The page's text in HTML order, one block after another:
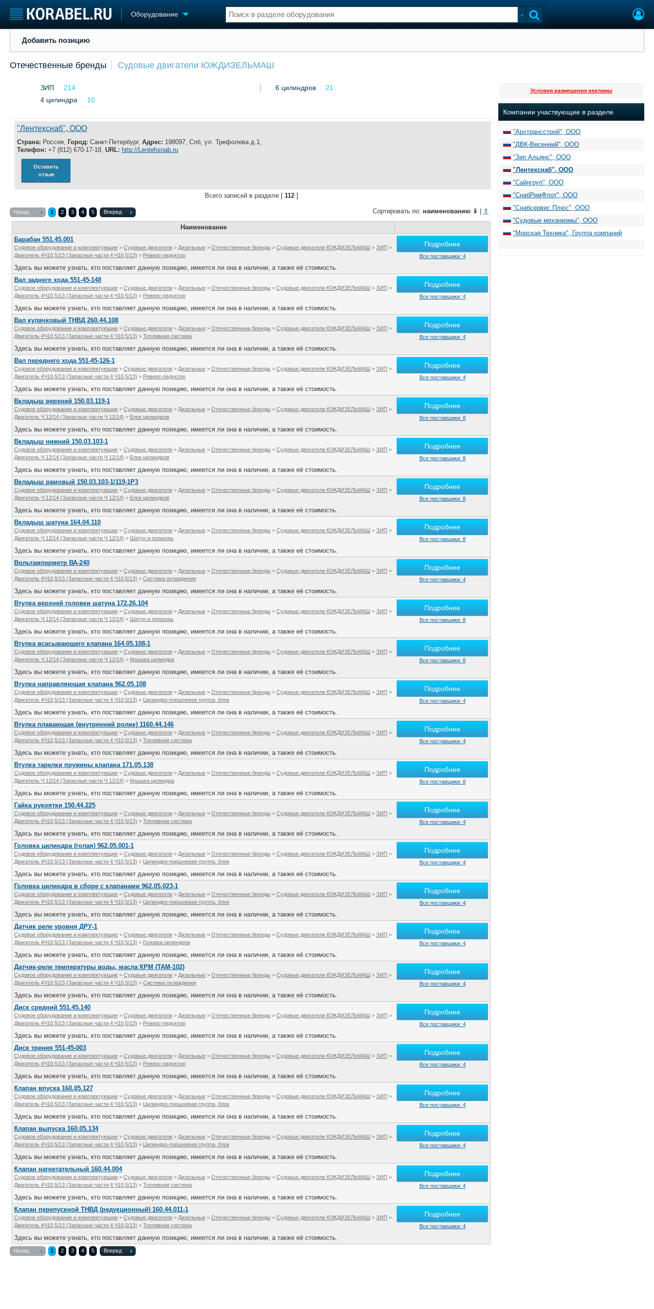
Оборудование
Судостроение
Пульс
Компании
Репутация
Крюинг
Реклама
Торговая площадка
Доска объявлений
Изделия
Услуги
Конференции
Выставки и семинары
Флот
Отзывы
Добавить позицию
Отечественные бренды Судовые двигатели ЮЖДИЗЕЛЬМАШ
ЗИП
214
4 цилиндра
10
6 цилиндров 21
"Лентехснаб", ООО
Страна: Россия, Город: Санкт-Петербург, Адрес: 198097, Спб, ул. Трефолева д.1,
Телефон: +7 (812) 670-17-18, URL: http://Lentehsnab.ru
Оставить
отзыв
Всего записей в разделе [ 112 ]
Назад 1 2 3 4 5 Вперед Сортировать по: наименованию ⇓ ⇑
Наименование
Барабан 551.45.001
Судовое оборудование и комплектующие > Судовые двигатели > Дизельные > Отечественные бренды > Судовые двигатели ЮЖДИЗЕЛЬМАШ > ЗИП >
Двигатель 4Ч10,5/13 (Запасные части 4 Ч10,5/13) > Реверс-редуктор
Здесь вы можете узнать, кто поставляет данную позицию, имеется ли она в наличии, а также её стоимость.
Подробнее
Все поставщики: 4
Вал заднего хода 551-45-148
Судовое оборудование и комплектующие > Судовые двигатели > Дизельные > Отечественные бренды > Судовые двигатели ЮЖДИЗЕЛЬМАШ > ЗИП >
Двигатель 4Ч10,5/13 (Запасные части 4 Ч10,5/13) > Реверс-редуктор
Здесь вы можете узнать, кто поставляет данную позицию, имеется ли она в наличии, а также её стоимость.
Подробнее
Все поставщики: 4
Вал кулачковый ТНВД 260.44.108
Судовое оборудование и комплектующие > Судовые двигатели > Дизельные > Отечественные бренды > Судовые двигатели ЮЖДИЗЕЛЬМАШ > ЗИП >
Двигатель 4Ч10,5/13 (Запасные части 4 Ч10,5/13) > Топливная система
Здесь вы можете узнать, кто поставляет данную позицию, имеется ли она в наличии, а также её стоимость.
Подробнее
Все поставщики: 4
Вал переднего хода 551-45-126-1
Судовое оборудование и комплектующие > Судовые двигатели > Дизельные > Отечественные бренды > Судовые двигатели ЮЖДИЗЕЛЬМАШ > ЗИП >
Двигатель 4Ч10,5/13 (Запасные части 4 Ч10,5/13) > Реверс-редуктор
Здесь вы можете узнать, кто поставляет данную позицию, имеется ли она в наличии, а также её стоимость.
Подробнее
Все поставщики: 4
Вкладыш верхний 150.03.119-1
Судовое оборудование и комплектующие > Судовые двигатели > Дизельные > Отечественные бренды > Судовые двигатели ЮЖДИЗЕЛЬМАШ > ЗИП >
Двигатель Ч 12/14 (Запасные части Ч 12/14) > Блок цилиндров
Здесь вы можете узнать, кто поставляет данную позицию, имеется ли она в наличии, а также её стоимость.
Подробнее
Все поставщики: 8
Вкладыш нижний 150.03.103-1
Судовое оборудование и комплектующие > Судовые двигатели > Дизельные > Отечественные бренды > Судовые двигатели ЮЖДИЗЕЛЬМАШ > ЗИП >
Двигатель Ч 12/14 (Запасные части Ч 12/14) > Блок цилиндров
Здесь вы можете узнать, кто поставляет данную позицию, имеется ли она в наличии, а также её стоимость.
Подробнее
Все поставщики: 8
Вкладыш рамовый 150.03.103-1/119-1Р3
Судовое оборудование и комплектующие > Судовые двигатели > Дизельные > Отечественные бренды > Судовые двигатели ЮЖДИЗЕЛЬМАШ > ЗИП >
Двигатель Ч 12/14 (Запасные части Ч 12/14) > Блок цилиндров
Здесь вы можете узнать, кто поставляет данную позицию, имеется ли она в наличии, а также её стоимость.
Подробнее
Все поставщики: 8
Вкладыш шатуна 164.04.110
Судовое оборудование и комплектующие > Судовые двигатели > Дизельные > Отечественные бренды > Судовые двигатели ЮЖДИЗЕЛЬМАШ > ЗИП >
Двигатель Ч 12/14 (Запасные части Ч 12/14) > Шатун и поршень
Здесь вы можете узнать, кто поставляет данную позицию, имеется ли она в наличии, а также её стоимость.
Подробнее
Все поставщики: 8
Вольтамперметр ВА-240
Судовое оборудование и комплектующие > Судовые двигатели > Дизельные > Отечественные бренды > Судовые двигатели ЮЖДИЗЕЛЬМАШ > ЗИП >
Двигатель 4Ч10,5/13 (Запасные части 4 Ч10,5/13) > Система охлаждения
Здесь вы можете узнать, кто поставляет данную позицию, имеется ли она в наличии, а также её стоимость.
Подробнее
Все поставщики: 4
Втулка верхней головки шатуна 172.26.104
Судовое оборудование и комплектующие > Судовые двигатели > Дизельные > Отечественные бренды > Судовые двигатели ЮЖДИЗЕЛЬМАШ > ЗИП >
Двигатель Ч 12/14 (Запасные части Ч 12/14) > Шатун и поршень
Здесь вы можете узнать, кто поставляет данную позицию, имеется ли она в наличии, а также её стоимость.
Подробнее
Все поставщики: 8
Втулка всасывающего клапана 164.05.108-1
Судовое оборудование и комплектующие > Судовые двигатели > Дизельные > Отечественные бренды > Судовые двигатели ЮЖДИЗЕЛЬМАШ > ЗИП >
Двигатель Ч 12/14 (Запасные части Ч 12/14) > Крышка цилиндра
Здесь вы можете узнать, кто поставляет данную позицию, имеется ли она в наличии, а также её стоимость.
Подробнее
Все поставщики: 8
Втулка направляющая клапана 962.05.108
Судовое оборудование и комплектующие > Судовые двигатели > Дизельные > Отечественные бренды > Судовые двигатели ЮЖДИЗЕЛЬМАШ > ЗИП >
Двигатель 4Ч10,5/13 (Запасные части 4 Ч10,5/13) > Цилиндро-поршневая группа, блок
Здесь вы можете узнать, кто поставляет данную позицию, имеется ли она в наличии, а также её стоимость.
Подробнее
Все поставщики: 4
Втулка плавающая (внутренний ролик) 1160.44.146
Судовое оборудование и комплектующие > Судовые двигатели > Дизельные > Отечественные бренды > Судовые двигатели ЮЖДИЗЕЛЬМАШ > ЗИП >
Двигатель 4Ч10,5/13 (Запасные части 4 Ч10,5/13) > Топливная система
Здесь вы можете узнать, кто поставляет данную позицию, имеется ли она в наличии, а также её стоимость.
Подробнее
Все поставщики: 4
Втулка тарелки пружины клапана 171.05.138
Судовое оборудование и комплектующие > Судовые двигатели > Дизельные > Отечественные бренды > Судовые двигатели ЮЖДИЗЕЛЬМАШ > ЗИП >
Двигатель Ч 12/14 (Запасные части Ч 12/14) > Крышка цилиндра
Здесь вы можете узнать, кто поставляет данную позицию, имеется ли она в наличии, а также её стоимость.
Подробнее
Все поставщики: 8
Гайка рукоятки 150.44.225
Судовое оборудование и комплектующие > Судовые двигатели > Дизельные > Отечественные бренды > Судовые двигатели ЮЖДИЗЕЛЬМАШ > ЗИП >
Двигатель 4Ч10,5/13 (Запасные части 4 Ч10,5/13) > Топливная система
Здесь вы можете узнать, кто поставляет данную позицию, имеется ли она в наличии, а также её стоимость.
Подробнее
Все поставщики: 4
Головка цилиндра (голая) 962.05.001-1
Судовое оборудование и комплектующие > Судовые двигатели > Дизельные > Отечественные бренды > Судовые двигатели ЮЖДИЗЕЛЬМАШ > ЗИП >
Двигатель 4Ч10,5/13 (Запасные части 4 Ч10,5/13) > Цилиндро-поршневая группа, блок
Здесь вы можете узнать, кто поставляет данную позицию, имеется ли она в наличии, а также её стоимость.
Подробнее
Все поставщики: 4
Головка цилиндра в сборе с клапанами 962.05.023-1
Судовое оборудование и комплектующие > Судовые двигатели > Дизельные > Отечественные бренды > Судовые двигатели ЮЖДИЗЕЛЬМАШ > ЗИП >
Двигатель 4Ч10,5/13 (Запасные части 4 Ч10,5/13) > Цилиндро-поршневая группа, блок
Здесь вы можете узнать, кто поставляет данную позицию, имеется ли она в наличии, а также её стоимость.
Подробнее
Все поставщики: 4
Датчик реле уровня ДРУ-1
Судовое оборудование и комплектующие > Судовые двигатели > Дизельные > Отечественные бренды > Судовые двигатели ЮЖДИЗЕЛЬМАШ > ЗИП >
Двигатель 4Ч10,5/13 (Запасные части 4 Ч10,5/13) > Головка цилиндров
Здесь вы можете узнать, кто поставляет данную позицию, имеется ли она в наличии, а также её стоимость.
Подробнее
Все поставщики: 4
Датчик-реле температуры воды, масла КРМ (ТАМ-102)
Судовое оборудование и комплектующие > Судовые двигатели > Дизельные > Отечественные бренды > Судовые двигатели ЮЖДИЗЕЛЬМАШ > ЗИП >
Двигатель 4Ч10,5/13 (Запасные части 4 Ч10,5/13) > Система охлаждения
Здесь вы можете узнать, кто поставляет данную позицию, имеется ли она в наличии, а также её стоимость.
Подробнее
Все поставщики: 4
Диск средний 551.45.140
Судовое оборудование и комплектующие > Судовые двигатели > Дизельные > Отечественные бренды > Судовые двигатели ЮЖДИЗЕЛЬМАШ > ЗИП >
Двигатель 4Ч10,5/13 (Запасные части 4 Ч10,5/13) > Реверс-редуктор
Здесь вы можете узнать, кто поставляет данную позицию, имеется ли она в наличии, а также её стоимость.
Подробнее
Все поставщики: 4
Диск трения 551-45-003
Судовое оборудование и комплектующие > Судовые двигатели > Дизельные > Отечественные бренды > Судовые двигатели ЮЖДИЗЕЛЬМАШ > ЗИП >
Двигатель 4Ч10,5/13 (Запасные части 4 Ч10,5/13) > Реверс-редуктор
Здесь вы можете узнать, кто поставляет данную позицию, имеется ли она в наличии, а также её стоимость.
Подробнее
Все поставщики: 4
Клапан впуска 160.05.127
Судовое оборудование и комплектующие > Судовые двигатели > Дизельные > Отечественные бренды > Судовые двигатели ЮЖДИЗЕЛЬМАШ > ЗИП >
Двигатель 4Ч10,5/13 (Запасные части 4 Ч10,5/13) > Цилиндро-поршневая группа, блок
Здесь вы можете узнать, кто поставляет данную позицию, имеется ли она в наличии, а также её стоимость.
Подробнее
Все поставщики: 4
Клапан выпуска 160.05.134
Судовое оборудование и комплектующие > Судовые двигатели > Дизельные > Отечественные бренды > Судовые двигатели ЮЖДИЗЕЛЬМАШ > ЗИП >
Двигатель 4Ч10,5/13 (Запасные части 4 Ч10,5/13) > Цилиндро-поршневая группа, блок
Здесь вы можете узнать, кто поставляет данную позицию, имеется ли она в наличии, а также её стоимость.
Подробнее
Все поставщики: 4
Клапан нагнетательный 160.44.004
Судовое оборудование и комплектующие > Судовые двигатели > Дизельные > Отечественные бренды > Судовые двигатели ЮЖДИЗЕЛЬМАШ > ЗИП >
Двигатель 4Ч10,5/13 (Запасные части 4 Ч10,5/13) > Топливная система
Здесь вы можете узнать, кто поставляет данную позицию, имеется ли она в наличии, а также её стоимость.
Подробнее
Все поставщики: 4
Клапан перепускной ТНВД (редукционный) 160.44.011-1
Судовое оборудование и комплектующие > Судовые двигатели > Дизельные > Отечественные бренды > Судовые двигатели ЮЖДИЗЕЛЬМАШ > ЗИП >
Двигатель 4Ч10,5/13 (Запасные части 4 Ч10,5/13) > Топливная система
Здесь вы можете узнать, кто поставляет данную позицию, имеется ли она в наличии, а также её стоимость.
Подробнее
Все поставщики: 4
Назад 1 2 3 4 5 Вперед
Условия размещения рекламы
Компании участвующие в разделе
"Архтрансстрой", ООО
"ДВК-Весенний", ООО
"Зип Альянс", ООО
"Лентехснаб", ООО
"Сайнгруп", ООО
"СнабРемФлот", ООО
"Снабсервис Плюс", ООО
"Судовые механизмы", ООО
"Морская Техника", Группа компаний